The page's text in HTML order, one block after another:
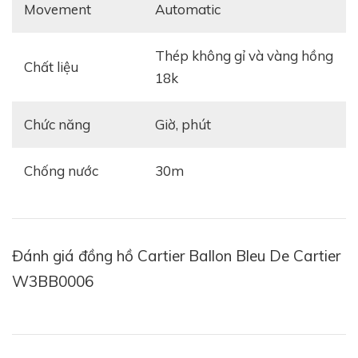
thiết kế lần này.
de Cartier
Movement automatic
Chất liệu
thép không gỉ và vàng hồng
18k
Chức năng Giờ, phút
Chống nước 30m
Đánh giá đồng hồ Cartier Ballon Bleu De Cartier
W3BB0006